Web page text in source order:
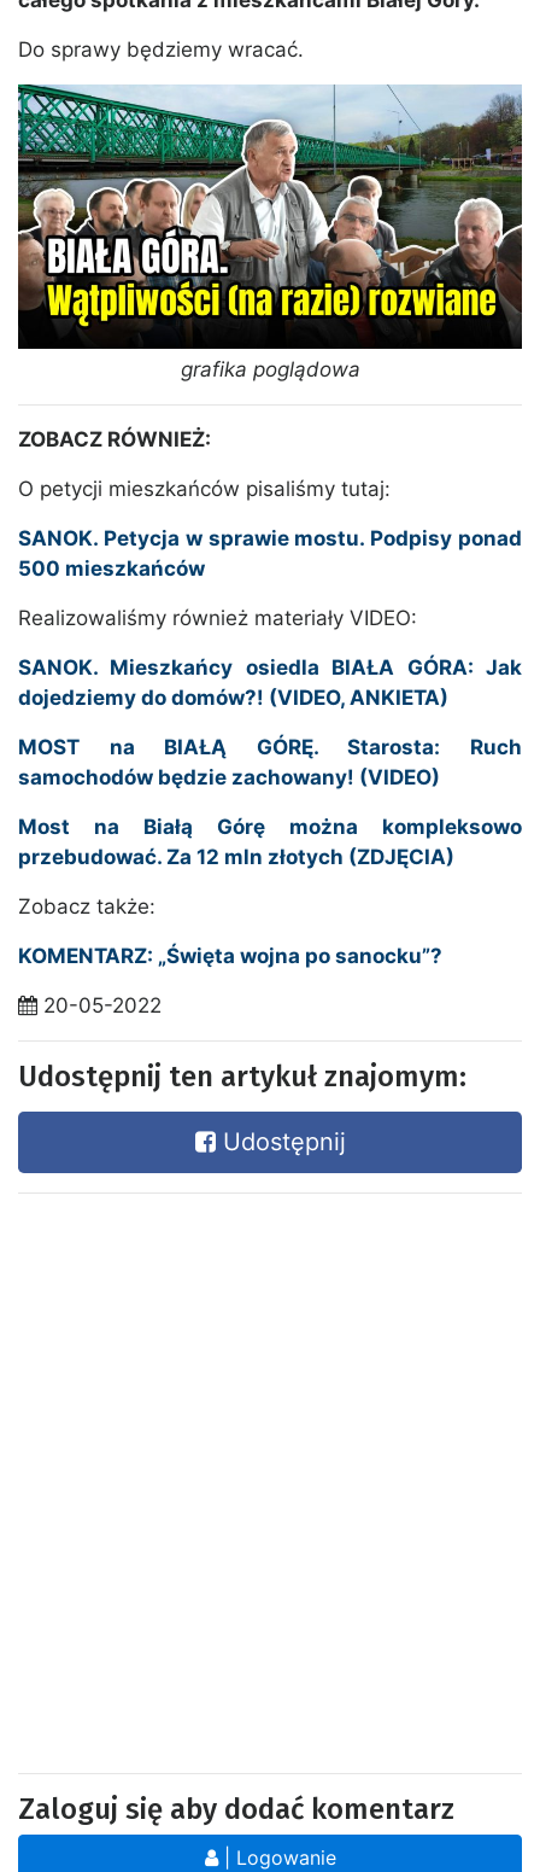
Do sprawy będziemy wracać.
grafika poglądowa
ZOBACZ RÓWNIEŻ:
O petycji mieszkańców pisaliśmy tutaj:
SANOK. Petycja w sprawie mostu. Podpisy ponad
500 mieszkańców
Realizowaliśmy również materiały VIDEO:
SANOK. Mieszkańcy osiedla BIAŁA GÓRA: Jak
dojedziemy do domów?! (VIDEO, ANKIETA)
MOST na BIAŁĄ GÓRĘ. Starosta: Ruch
samochodów będzie zachowany! (VIDEO)
Most na Białą Górę można kompleksowo
przebudować. Za 12 mln złotych (ZDJĘCIA)
Zobacz także:
KOMENTARZ: „Święta wojna po sanocku”?
20-05-2022
Udostępnij ten artykuł znajomym:
Udostępnij
Zaloguj się aby dodać komentarz
| Logowanie